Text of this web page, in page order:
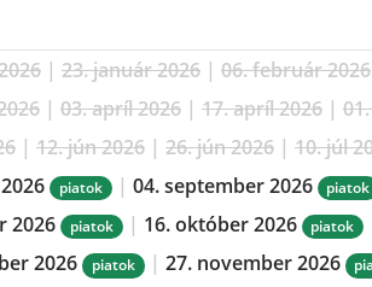
| 23. január 2026 | 06. február 2026
| 03. apríl 2026 | 17. apríl 2026 |
| 12. jún 2026 | 26. jún 2026 | 10. júl
piatok | 04. september 2026 piatok
2026
piatok | 16. október 2026 piatok
2026
piatok | 27. november 2026